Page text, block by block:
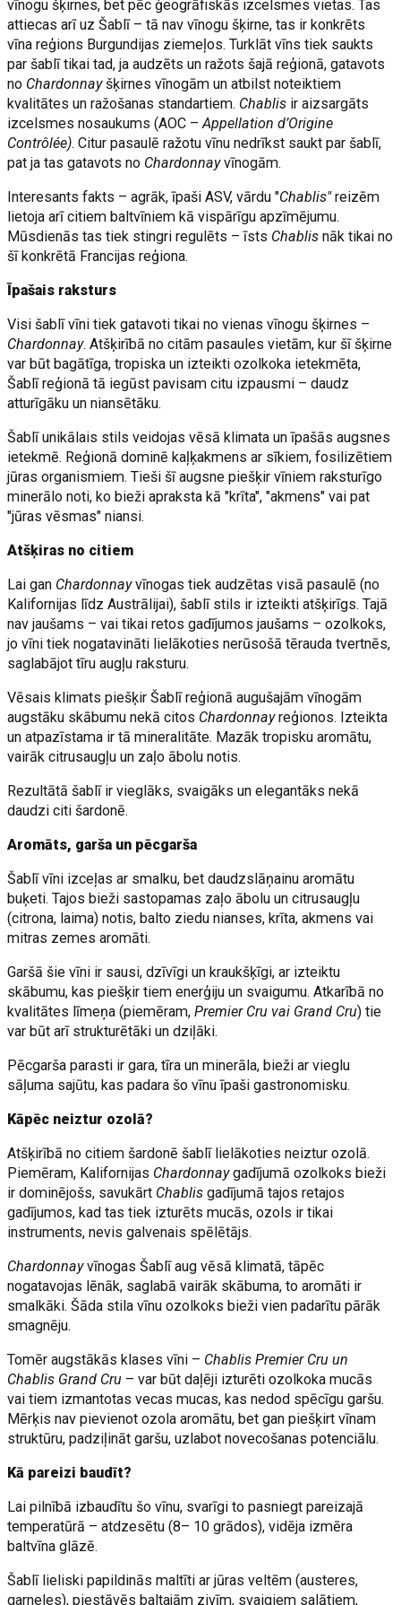
vīnogu šķirnes, bet pēc ģeogrāfiskās izcelsmes vietas. Tas
attiecas arī uz Šablī – tā nav vīnogu šķirne, tas ir konkrēts
vīna reģions Burgundijas ziemeļos. Turklāt vīns tiek saukts
par šablī tikai tad, ja audzēts un ražots šajā reģionā, gatavots
no Chardonnayšķirnes vīnogām un atbilst noteiktiem
kvalitātes un ražošanas standartiem. Chablis ir aizsargāts
izcelsmes nosaukums (AOC –Appellation d’Origine
Contrôlée). Citur pasaulē ražotu vīnu nedrīkst saukt par šablī,
pat ja tas gatavots no Chardonnayvīnogām.
Interesants fakts – agrāk, īpaši ASV, vārdu "Chablis"reizēm
lietoja arī citiem baltvīniem kā vispārīgu apzīmējumu.
Mūsdienās tas tiek stingri regulēts – īsts Chablisnāk tikai no
šī konkrētā Francijas reģiona.
Īpašais raksturs
Visi šablī vīni tiek gatavoti tikai no vienas vīnogu šķirnes –
Chardonnay. Atšķirībā no citām pasaules vietām, kur šī šķirne
var būt bagātīga, tropiska un izteikti ozolkoka ietekmēta,
Šablī reģionā tā iegūst pavisam citu izpausmi – daudz
atturīgāku un niansētāku.
Šablī unikālais stils veidojas vēsā klimata un īpašās augsnes
ietekmē. Reģionā dominē kaļķakmens ar sīkiem, fosilizētiem
jūras organismiem. Tieši šī augsne piešķir vīniem raksturīgo
minerālo noti, ko bieži apraksta kā "krīta", "akmens" vai pat
"jūras vēsmas" niansi.
Atšķiras no citiem
Lai gan Chardonnayvīnogas tiek audzētas visā pasaulē (no
Kalifornijas līdz Austrālijai), šablī stils ir izteikti atšķirīgs. Tajā
nav jaušams – vai tikai retos gadījumos jaušams – ozolkoks,
jo vīni tiek nogatavināti lielākoties nerūsošā tērauda tvertnēs,
saglabājot tīru augļu raksturu.
Vēsais klimats piešķir Šablī reģionā augušajām vīnogām
augstāku skābumu nekā citos Chardonnayreģionos. Izteikta
un atpazīstama ir tā mineralitāte. Mazāk tropisku aromātu,
vairāk citrusaugļu un zaļo ābolu notis.
Rezultātā šablī ir vieglāks, svaigāks un elegantāks nekā
daudzi citi šardonē.
Aromāts, garša un pēcgarša
Šablī vīni izceļas ar smalku, bet daudzslāņainu aromātu
buķeti. Tajos bieži sastopamas zaļo ābolu un citrusaugļu
(citrona, laima) notis, balto ziedu nianses, krīta, akmens vai
mitras zemes aromāti.
Garšā šie vīni ir sausi, dzīvīgi un kraukšķīgi, ar izteiktu
skābumu, kas piešķir tiem enerģiju un svaigumu. Atkarībā no
kvalitātes līmeņa (piemēram,Premier Cru vai Grand Cru) tie
var būt arī strukturētāki un dziļāki.
Pēcgarša parasti ir gara, tīra un minerāla, bieži ar vieglu
sāļuma sajūtu, kas padara šo vīnu īpaši gastronomisku.
Kāpēc neiztur ozolā?
Atšķirībā no citiem šardonē šablī lielākoties neiztur ozolā.
Piemēram, Kalifornijas Chardonnaygadījumā ozolkoks bieži
ir dominējošs, savukārt Chablisgadījumā tajos retajos
gadījumos, kad tas tiek izturēts mucās, ozols ir tikai
instruments, nevis galvenais spēlētājs.
Chardonnayvīnogas Šablī aug vēsā klimatā, tāpēc
nogatavojas lēnāk, saglabā vairāk skābuma, to aromāti ir
smalkāki. Šāda stila vīnu ozolkoks bieži vien padarītu pārāk
smagnēju.
Tomēr augstākās klases vīni – Chablis Premier Cru un
Chablis Grand Cru – var būt daļēji izturēti ozolkoka mucās
vai tiem izmantotas vecas mucas, kas nedod spēcīgu garšu.
Mērķis nav pievienot ozola aromātu, bet gan piešķirt vīnam
struktūru, padziļināt garšu, uzlabot novecošanas potenciālu.
Kā pareizi baudīt?
Lai pilnībā izbaudītu šo vīnu, svarīgi to pasniegt pareizajā
temperatūrā – atdzesētu (8– 10 grādos), vidēja izmēra
baltvīna glāzē.
Šablī lieliski papildinās maltīti ar jūras veltēm (austeres,
garneles), piestāvēs baltajām zivīm, svaigiem salātiem,